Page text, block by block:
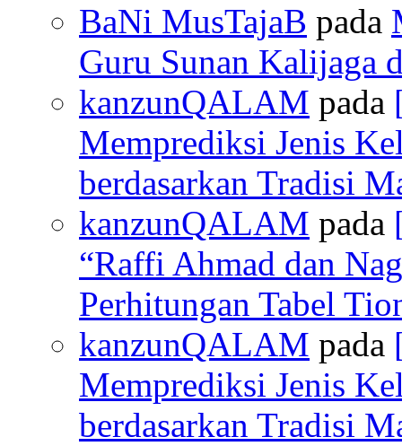
BaNi MusTajaB pada
Guru Sunan Kalijaga
kanzunQALAM pada
Memprediksi Jenis
berdasarkan Tradisi
kanzunQALAM pada
“Raffi Ahmad dan
Perhitungan Tabel
kanzunQALAM pada
Memprediksi Jenis
berdasarkan Tradisi